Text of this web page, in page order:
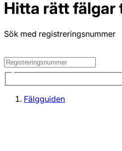
Hitta rätt fälgar
Sök med registreringsnummer
Fälgguiden